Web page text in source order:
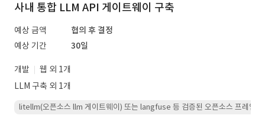
사내 통합 LLM API 게이트웨이 구축
예상 금액
협의 후 결정
예상 기간
30일
개발
웹 외 1개
LLM 구축 외 1개
litellm(오픈소스 llm 게이트웨이) 또는 langfuse 등 검증된 오픈소스 프레임워